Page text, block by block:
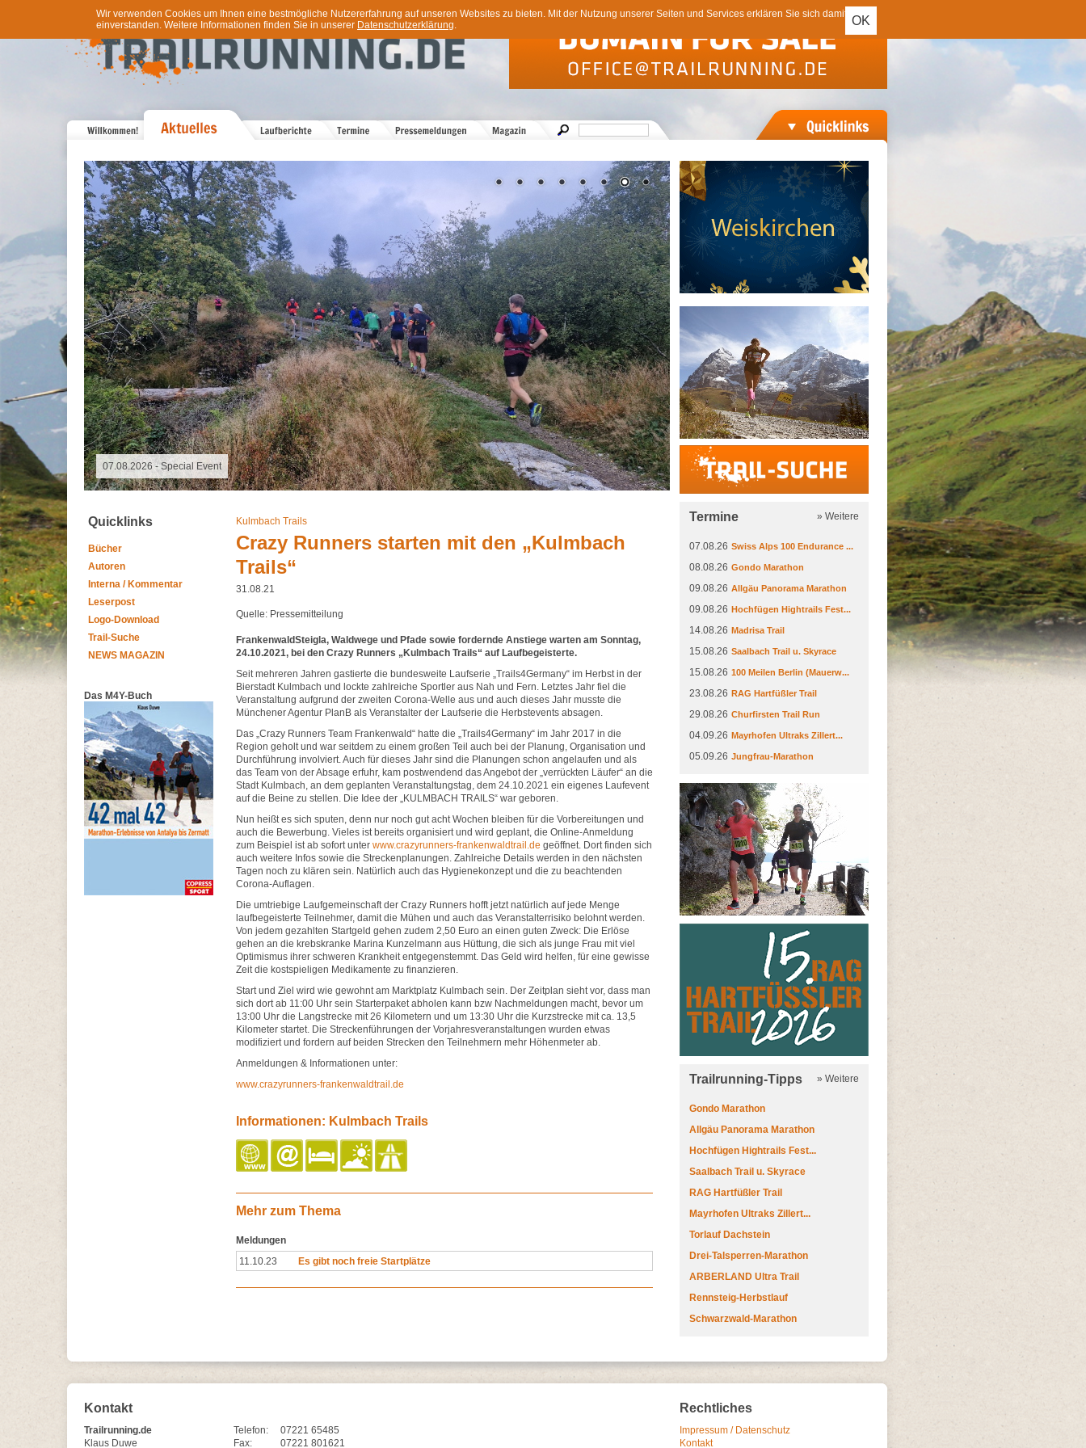
OK
Wir verwenden Cookies um Ihnen eine bestmögliche Nutzererfahrung auf unseren Websites zu bieten. Mit der Nutzung unserer Seiten und Services erklären Sie sich damit
einverstanden. Weitere Informationen finden Sie in unserer Datenschutzerklärung.
07.08.2026 -
Trail-Suche
Quicklinks
Bücher
Autoren
Interna / Kommentar
Leserpost
Logo-Download
Trail-Suche
NEWS MAGAZIN
Das M4Y-Buch
Kulmbach Trails
Crazy Runners starten mit den „Kulmbach
Trails“
31.08.21
Quelle: Pressemitteilung
FrankenwaldSteigla, Waldwege und Pfade sowie fordernde Anstiege warten am Sonntag,
24.10.2021, bei den Crazy Runners „Kulmbach Trails“ auf Laufbegeisterte.
Seit mehreren Jahren gastierte die bundesweite Laufserie „Trails4Germany“ im Herbst in der
Bierstadt Kulmbach und lockte zahlreiche Sportler aus Nah und Fern. Letztes Jahr fiel die
Veranstaltung aufgrund der zweiten Corona-Welle aus und auch dieses Jahr musste die
Münchener Agentur PlanB als Veranstalter der Laufserie die Herbstevents absagen.
Das „Crazy Runners Team Frankenwald“ hatte die „Trails4Germany“ im Jahr 2017 in die
Region geholt und war seitdem zu einem großen Teil auch bei der Planung, Organisation und
Durchführung involviert. Auch für dieses Jahr sind die Planungen schon angelaufen und als
das Team von der Absage erfuhr, kam postwendend das Angebot der „verrückten Läufer“ an die
Stadt Kulmbach, an dem geplanten Veranstaltungstag, dem 24.10.2021 ein eigenes Laufevent
auf die Beine zu stellen. Die Idee der „KULMBACH TRAILS“ war geboren.
Nun heißt es sich sputen, denn nur noch gut acht Wochen bleiben für die Vorbereitungen und
auch die Bewerbung. Vieles ist bereits organisiert und wird geplant, die Online-Anmeldung
zum Beispiel ist ab sofort unter www.crazyrunners-frankenwaldtrail.de geöffnet. Dort finden sich
auch weitere Infos sowie die Streckenplanungen. Zahlreiche Details werden in den nächsten
Tagen noch zu klären sein. Natürlich auch das Hygienekonzept und die zu beachtenden
Corona-Auflagen.
Die umtriebige Laufgemeinschaft der Crazy Runners hofft jetzt natürlich auf jede Menge
laufbegeisterte Teilnehmer, damit die Mühen und auch das Veranstalterrisiko belohnt werden.
Von jedem gezahlten Startgeld gehen zudem 2,50 Euro an einen guten Zweck: Die Erlöse
gehen an die krebskranke Marina Kunzelmann aus Hüttung, die sich als junge Frau mit viel
Optimismus ihrer schweren Krankheit entgegenstemmt. Das Geld wird helfen, für eine gewisse
Zeit die kostspieligen Medikamente zu finanzieren.
Start und Ziel wird wie gewohnt am Marktplatz Kulmbach sein. Der Zeitplan sieht vor, dass man
sich dort ab 11:00 Uhr sein Starterpaket abholen kann bzw Nachmeldungen macht, bevor um
13:00 Uhr die Langstrecke mit 26 Kilometern und um 13:30 Uhr die Kurzstrecke mit ca. 13,5
Kilometer startet. Die Streckenführungen der Vorjahresveranstaltungen wurden etwas
modifiziert und fordern auf beiden Strecken den Teilnehmern mehr Höhenmeter ab.
Anmeldungen & Informationen unter:
www.crazyrunners-frankenwaldtrail.de
Informationen: Kulmbach Trails
Mehr zum Thema
Meldungen
11.10.23
Es gibt noch freie Startplätze
Termine » Weitere
07.08.26 Swiss Alps 100 Endurance ...
08.08.26 Gondo Marathon
09.08.26 Allgäu Panorama Marathon
09.08.26 Hochfügen Hightrails Fest...
14.08.26 Madrisa Trail
15.08.26 Saalbach Trail u. Skyrace
15.08.26 100 Meilen Berlin (Mauerw...
23.08.26 RAG Hartfüßler Trail
29.08.26 Churfirsten Trail Run
04.09.26 Mayrhofen Ultraks Zillert...
05.09.26 Jungfrau-Marathon
Trailrunning-Tipps » Weitere
Gondo Marathon
Allgäu Panorama Marathon
Hochfügen Hightrails Fest...
Saalbach Trail u. Skyrace
RAG Hartfüßler Trail
Mayrhofen Ultraks Zillert...
Torlauf Dachstein
Drei-Talsperren-Marathon
ARBERLAND Ultra Trail
Rennsteig-Herbstlauf
Schwarzwald-Marathon
Kontakt
Trailrunning.de
Klaus Duwe
Telefon:
07221 65485
Fax:
07221 801621
Rechtliches
Impressum / Datenschutz
Kontakt